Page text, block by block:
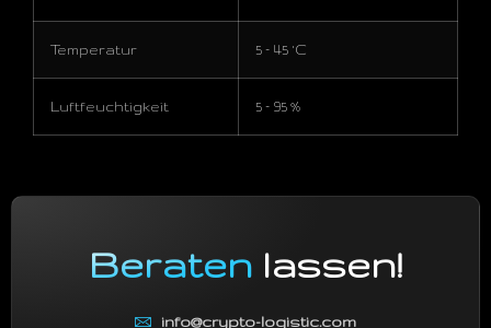
Temperatur 5 – 45 °C
Luftfeuchtigkeit 5 – 95 %
Beraten lassen!
info@crypto-logistic.com